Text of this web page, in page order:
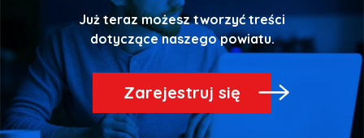
Już teraz możesz tworzyć treści
dotyczące naszego powiatu.
Zarejestruj się